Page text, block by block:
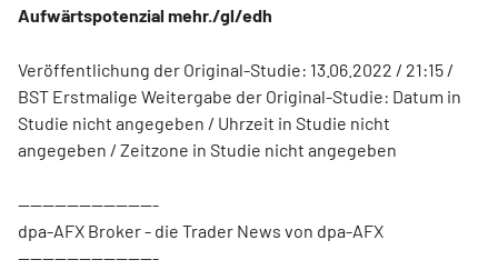
Aufwärtspotenzial mehr./gl/edh
Veröffentlichung der Original-Studie: 13.06.2022 / 21:15 /
BST Erstmalige Weitergabe der Original-Studie: Datum in
Studie nicht angegeben / Uhrzeit in Studie nicht
angegeben / Zeitzone in Studie nicht angegeben
-----------------------
dpa-AFX Broker - die Trader News von dpa-AFX
-----------------------